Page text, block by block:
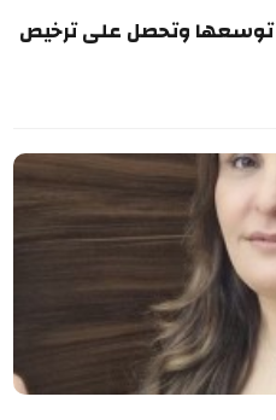
إكس أس دوت كوم تواصل توسعها وتحصل على ترخيص